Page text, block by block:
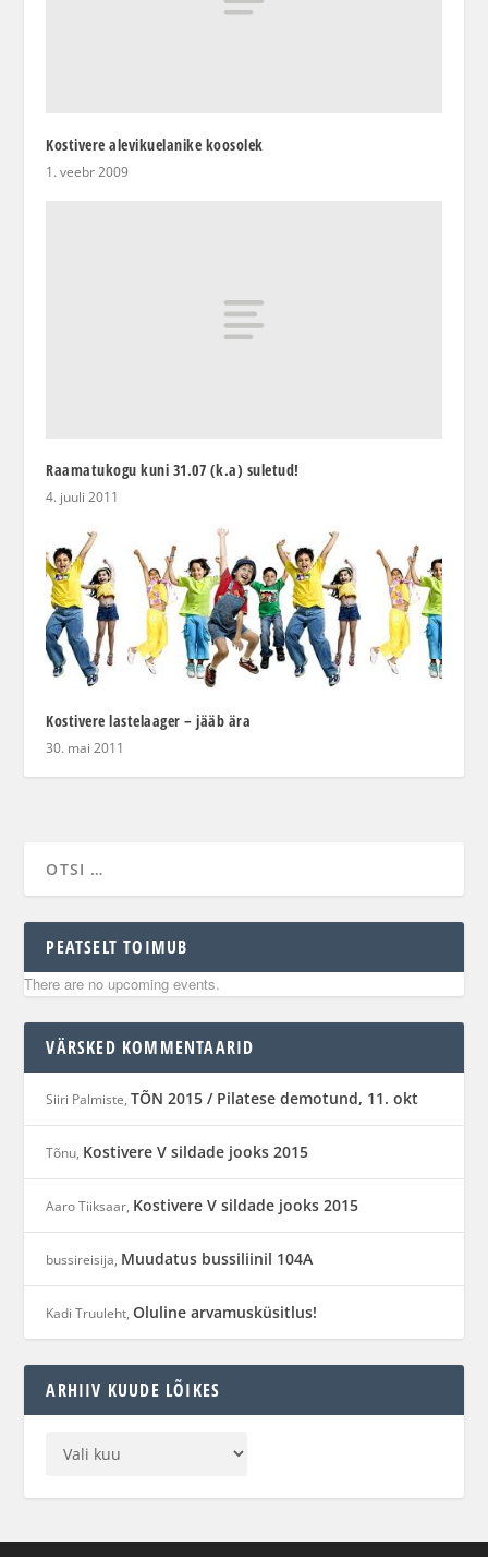
Kostivere alevikuelanike koosolek
1. veebr 2009
Raamatukogu kuni 31.07 (k.a) suletud!
4. juuli 2011
Kostivere lastelaager – jääb ära
30. mai 2011
PEATSELT TOIMUB
There are no upcoming events.
VÄRSKED KOMMENTAARID
Siiri Palmiste,TÕN 2015 / Pilatese demotund, 11. okt
Tõnu, Kostivere V sildade jooks 2015
Aaro Tiiksaar, Kostivere V sildade jooks 2015
bussireisija, Muudatus bussiliinil 104A
Kadi Truuleht,Oluline arvamusküsitlus!
ARHIIV KUUDE LÕIKES